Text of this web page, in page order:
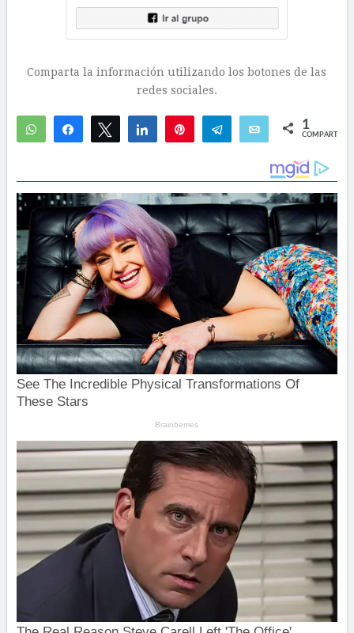
Comparta la información utilizando los botones de las
redes sociales.
WhatsAppCompartirTwittear Compartir Telegram Email 1
COMPARTIR